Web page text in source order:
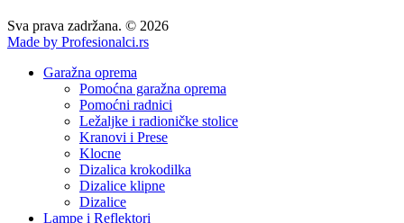
Sva prava zadržana. © 2026
Made by Profesionalci.rs
Garažna oprema
Pomoćna garažna oprema
Pomoćni radnici
Ležaljke i radioničke stolice
Kranovi i Prese
Klocne
Dizalica krokodilka
Dizalice klipne
Dizalice
Lampe i Reflektori